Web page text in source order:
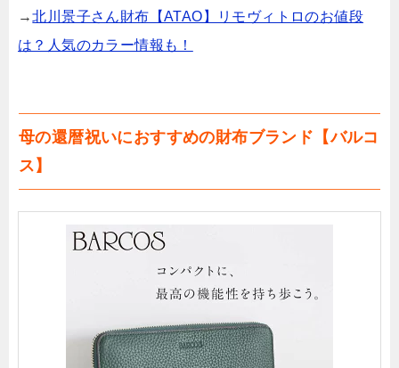
→北川景子さん財布【ATAO】リモヴィトロのお値段
は？人気のカラー情報も！
母の還暦祝いにおすすめの財布ブランド【バルコ
ス】